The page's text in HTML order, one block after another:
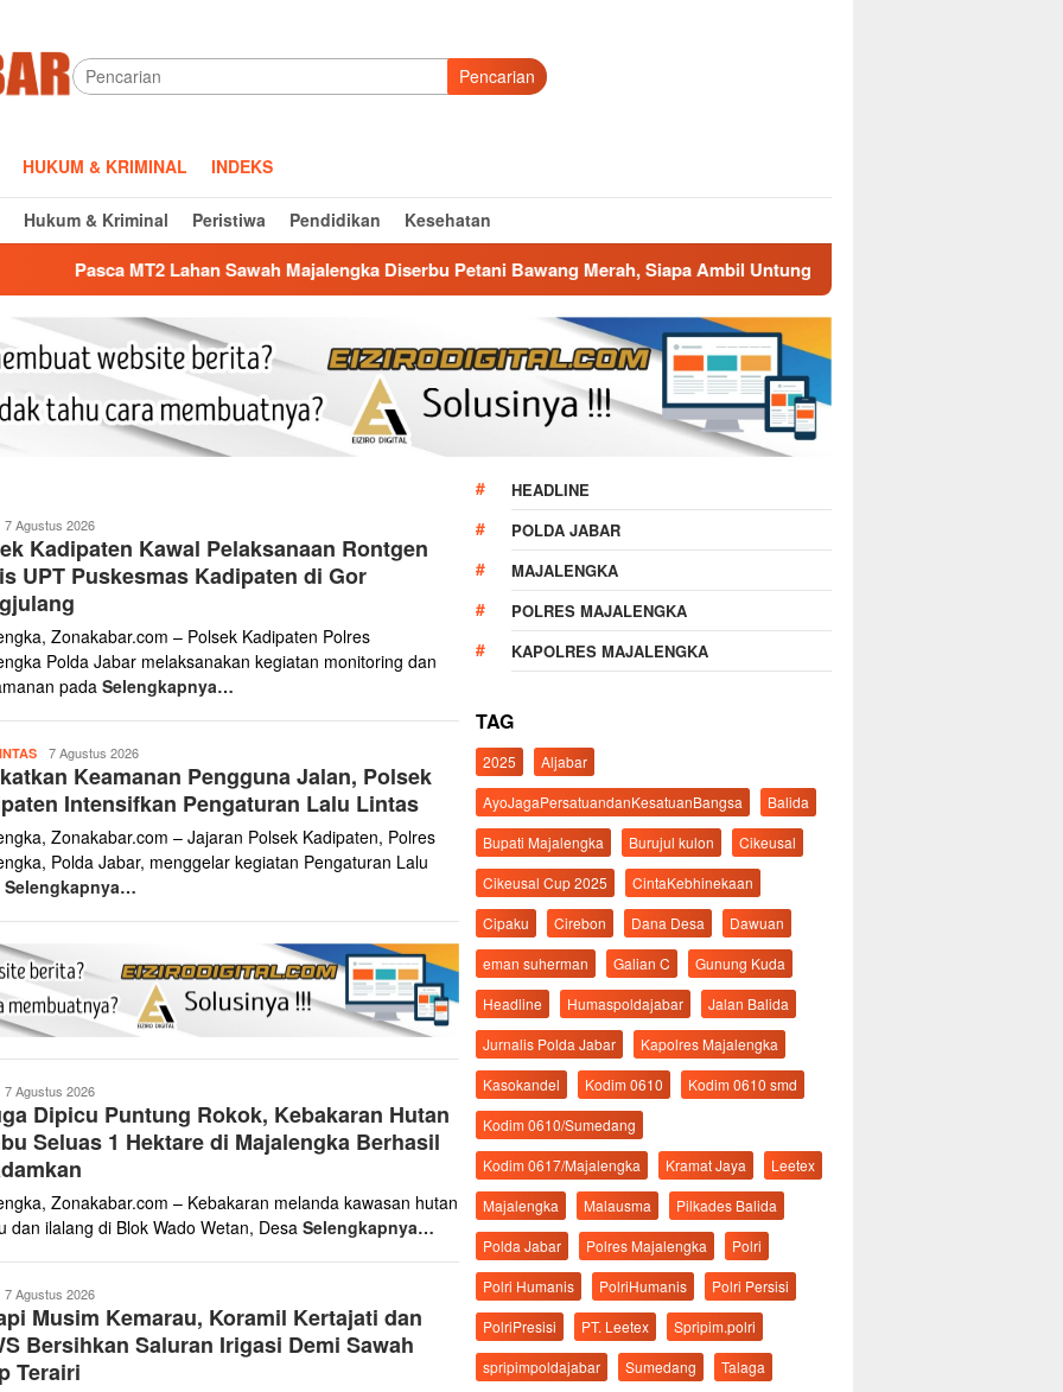
Pencarian
HUKUM & KRIMINAL INDEKS
Hukum & Kriminal Peristiwa Pendidikan Kesehatan
MT2 Lahan Sawah Majalengka Diserbu Petani Bawang Merah, Siapa Ambil Untung ??? Dampak Musim Kemarau
7 Agustus 2026
Kadipaten Kawal Pelaksanaan Rontgen
UPT Puskesmas Kadipaten di Gor
Zonakabar.com – Polsek Kadipaten Polres
Polda Jabar melaksanakan kegiatan monitoring dan
pada Selengkapnya…
Zona
Kabar
7 Agustus 2026
Keamanan Pengguna Jalan, Polsek
Intensifkan Pengaturan Lalu Lintas
Zonakabar.com – Jajaran Polsek Kadipaten, Polres
Polda Jabar, menggelar kegiatan Pengaturan Lalu
Selengkapnya…
7 Agustus 2026
Dipicu Puntung Rokok, Kebakaran Hutan
Seluas 1 Hektare di Majalengka Berhasil
Zonakabar.com – Kebakaran melanda kawasan hutan
dan ilalang di Blok Wado Wetan, DesaSelengkapnya…
7 Agustus 2026
Musim Kemarau, Koramil Kertajati dan
Bersihkan Saluran Irigasi Demi Sawah
Terairi
HEADLINE
POLDA JABAR
MAJALENGKA
POLRES MAJALENGKA
KAPOLRES MAJALENGKA
TAG
2025
Aljabar
AyoJagaPersatuandanKesatuanBangsa
Balida
Bupati Majalengka
Burujul kulon
Cikeusal
Cikeusal Cup 2025
CintaKebhinekaan
Cipaku
Cirebon Dana Desa
Dawuan
eman suherman
Galian C
Gunung Kuda
Headline
Humaspoldajabar
Jalan Balida
Jurnalis Polda Jabar
Kapolres Majalengka
Kasokandel
Kodim 0610
Kodim 0610 smd
Kodim 0610/Sumedang
Kodim 0617/Majalengka
Kramat Jaya
Leetex
Majalengka
Malausma
Pilkades Balida
Polda Jabar
Polres Majalengka
Polri
Polri Humanis
PolriHumanis
Polri Persisi
PolriPresisi
PT. Leetex
Spripim.polri
spripimpoldajabar
Sumedang
Talaga